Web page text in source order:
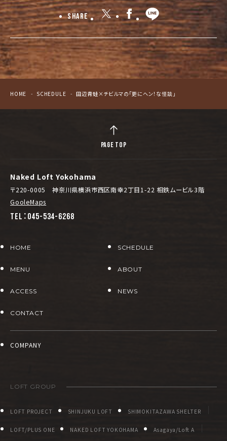
Share
HOME SCHEDULE 田辺青蛙×チビルマの「更にヘン！な怪談」
Naked Loft Yokohama
〒220-0005 神奈川県横浜市西区南幸2丁目1-22 相鉄ムービル3階
GooleMaps
TEL：045-534-6268
HOME SCHEDULE
MENU ABOUT
ACCESS NEWS
CONTACT
COMPANY
LOFT GROUP
LOFT PROJECT SHINJUKU LOFT SHIMOKITAZAWA SHELTER
LOFT/PLUS ONE NAKED LOFT YOKOHAMA Asagaya/Loft A
PAGE TOP